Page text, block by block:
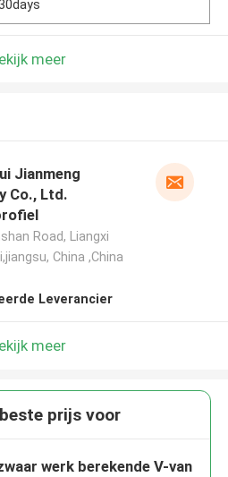
meer
Jianmeng
Co., Ltd.
Road, Liangxi
China ,China
Leverancier
meer
prijs voor
werk berekende V-van